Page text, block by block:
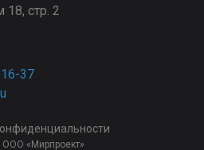
стр. 2
37
«Мирпроект»